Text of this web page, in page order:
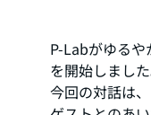
P-Labがゆる
を開始しました
今回の対話は